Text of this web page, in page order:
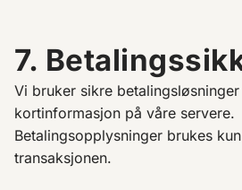
7.
Vi bruker sikre
kortinformasjon på våre servere.
Betalingsopplysninger brukes
transaksjonen.